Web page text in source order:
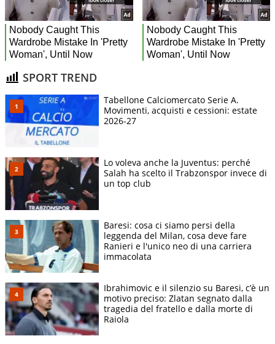
SPORT TREND
Tabellone Calciomercato Serie A.
Movimenti, acquisti e cessioni: estate
2026-27
Lo voleva anche la Juventus: perché
Salah ha scelto il Trabzonspor invece di
un top club
Baresi: cosa ci siamo persi della
leggenda del Milan, cosa deve fare
Ranieri e l'unico neo di una carriera
immacolata
Ibrahimovic e il silenzio su Baresi, c’è un
motivo preciso: Zlatan segnato dalla
tragedia del fratello e dalla morte di
Raiola